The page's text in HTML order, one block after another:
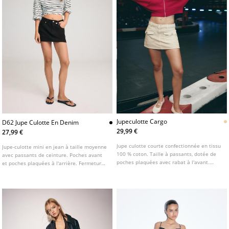
D62 Jupe Culotte En Denim
27,99 €
Jupe-culotte mini en jean à taille moyenne
avec passants de ceinture. Poches avant
et poches plaquées à l'arrière. Fermeture
Jupeculotte Cargo
29,99 €
Jupe culotte courte confectionnée en tissu
100 % coton. Taille à passants, dotée de
poches plaquées avec rabat à l'avant.